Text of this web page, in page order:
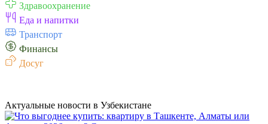
Здравоохранение
Еда и напитки
Транспорт
Финансы
Досуг
Актуальные новости в Узбекистане